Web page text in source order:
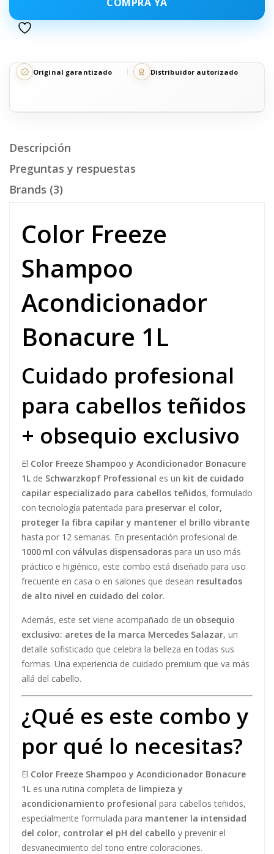
Original garantizado Distribuidor autorizado
Descripción
Preguntas y respuestas
Brands (3)
Color Freeze
Shampoo
Acondicionador
Bonacure 1L
Cuidado profesional
para cabellos teñidos
+ obsequio exclusivo
El Color Freeze Shampoo y Acondicionador Bonacure
1L de Schwarzkopf Professional es un kit de cuidado
capilar especializado para cabellos teñidos, formulado
con tecnología patentada para preservar el color,
proteger la fibra capilar y mantener el brillo vibrante
hasta por 12 semanas. En presentación profesional de
1000 ml con válvulas dispensadoras para un uso más
práctico e higiénico, este combo está diseñado para uso
frecuente en casa o en salones que desean resultados
de alto nivel en cuidado del color.
Además, este set viene acompañado de un obsequio
exclusivo: aretes de la marca Mercedes Salazar, un
detalle sofisticado que celebra la belleza en todas sus
formas. Una experiencia de cuidado premium que va más
allá del cabello.
¿Qué es este combo y
por qué lo necesitas?
El Color Freeze Shampoo y Acondicionador Bonacure
1L es una rutina completa de limpieza y
acondicionamiento profesional para cabellos teñidos,
especialmente formulada para mantener la intensidad
del color, controlar el pH del cabello y prevenir el
desvanecimiento del tono entre coloraciones.